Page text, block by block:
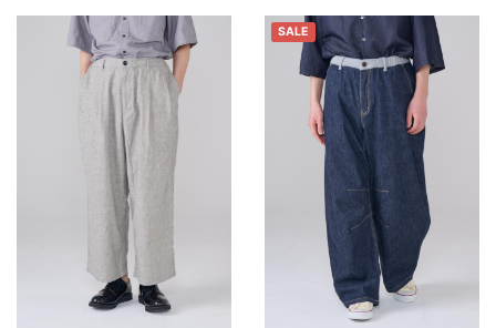
SALE